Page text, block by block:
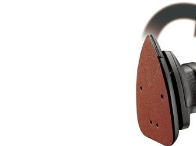
ち”